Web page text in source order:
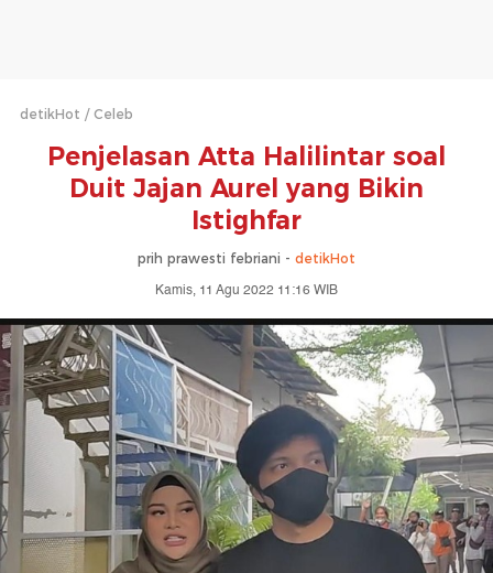
detikHot Celeb
Penjelasan Atta Halilintar soal
Duit Jajan Aurel yang Bikin
Istighfar
prih prawesti febriani - detikHot
Kamis, 11 Agu 2022 11:16 WIB